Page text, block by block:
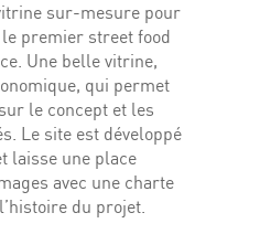
sur-mesure pour
premier street food
Une belle vitrine,
qui permet
le concept et les
Le site est développé
laisse une place
avec une charte
du projet.